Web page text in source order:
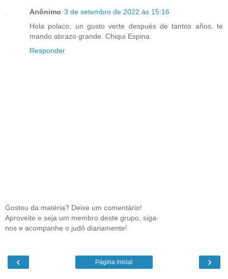
Anônimo 3 de setembro de 2022 às 15:16
Hola polaco, un gusto verte después de tantos años, te
mando abrazo grande. Chiqui Espina
Responder
Gostou da matéria? Deixe um comentário!
Aproveite e seja um membro deste grupo, siga-
nos e acompanhe o judô diariamente!
‹ ›
Página inicial